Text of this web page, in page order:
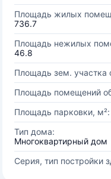
Площадь жилых
736.7
Площадь нежилых
46.8
Площадь зем. участка
Площадь помещений
Площадь парковки, м²:
Тип дома:
Многоквартирный дом
Серия, тип постройки